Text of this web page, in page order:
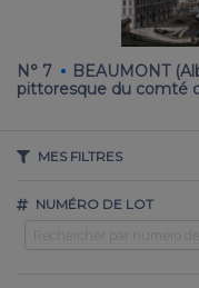
N° 7 · BEAUMONT
pittoresque du comté
MES FILTRES
NUMÉRO DE LOT